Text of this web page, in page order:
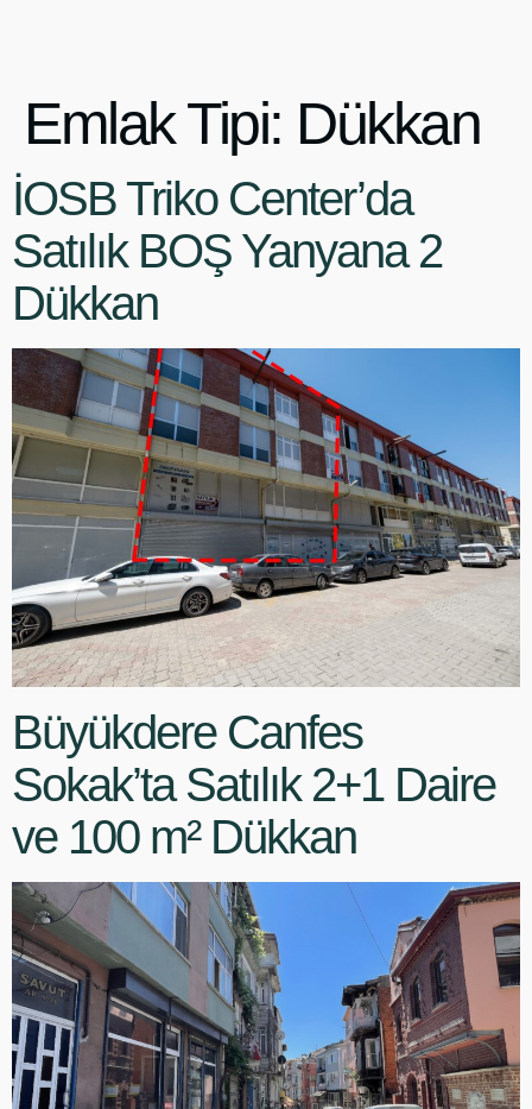
Emlak Tipi: Dükkan
İOSB Triko Center’da
Satılık BOŞ Yanyana 2
Dükkan
Büyükdere Canfes
Sokak’ta Satılık 2+1 Daire
ve 100 m² Dükkan